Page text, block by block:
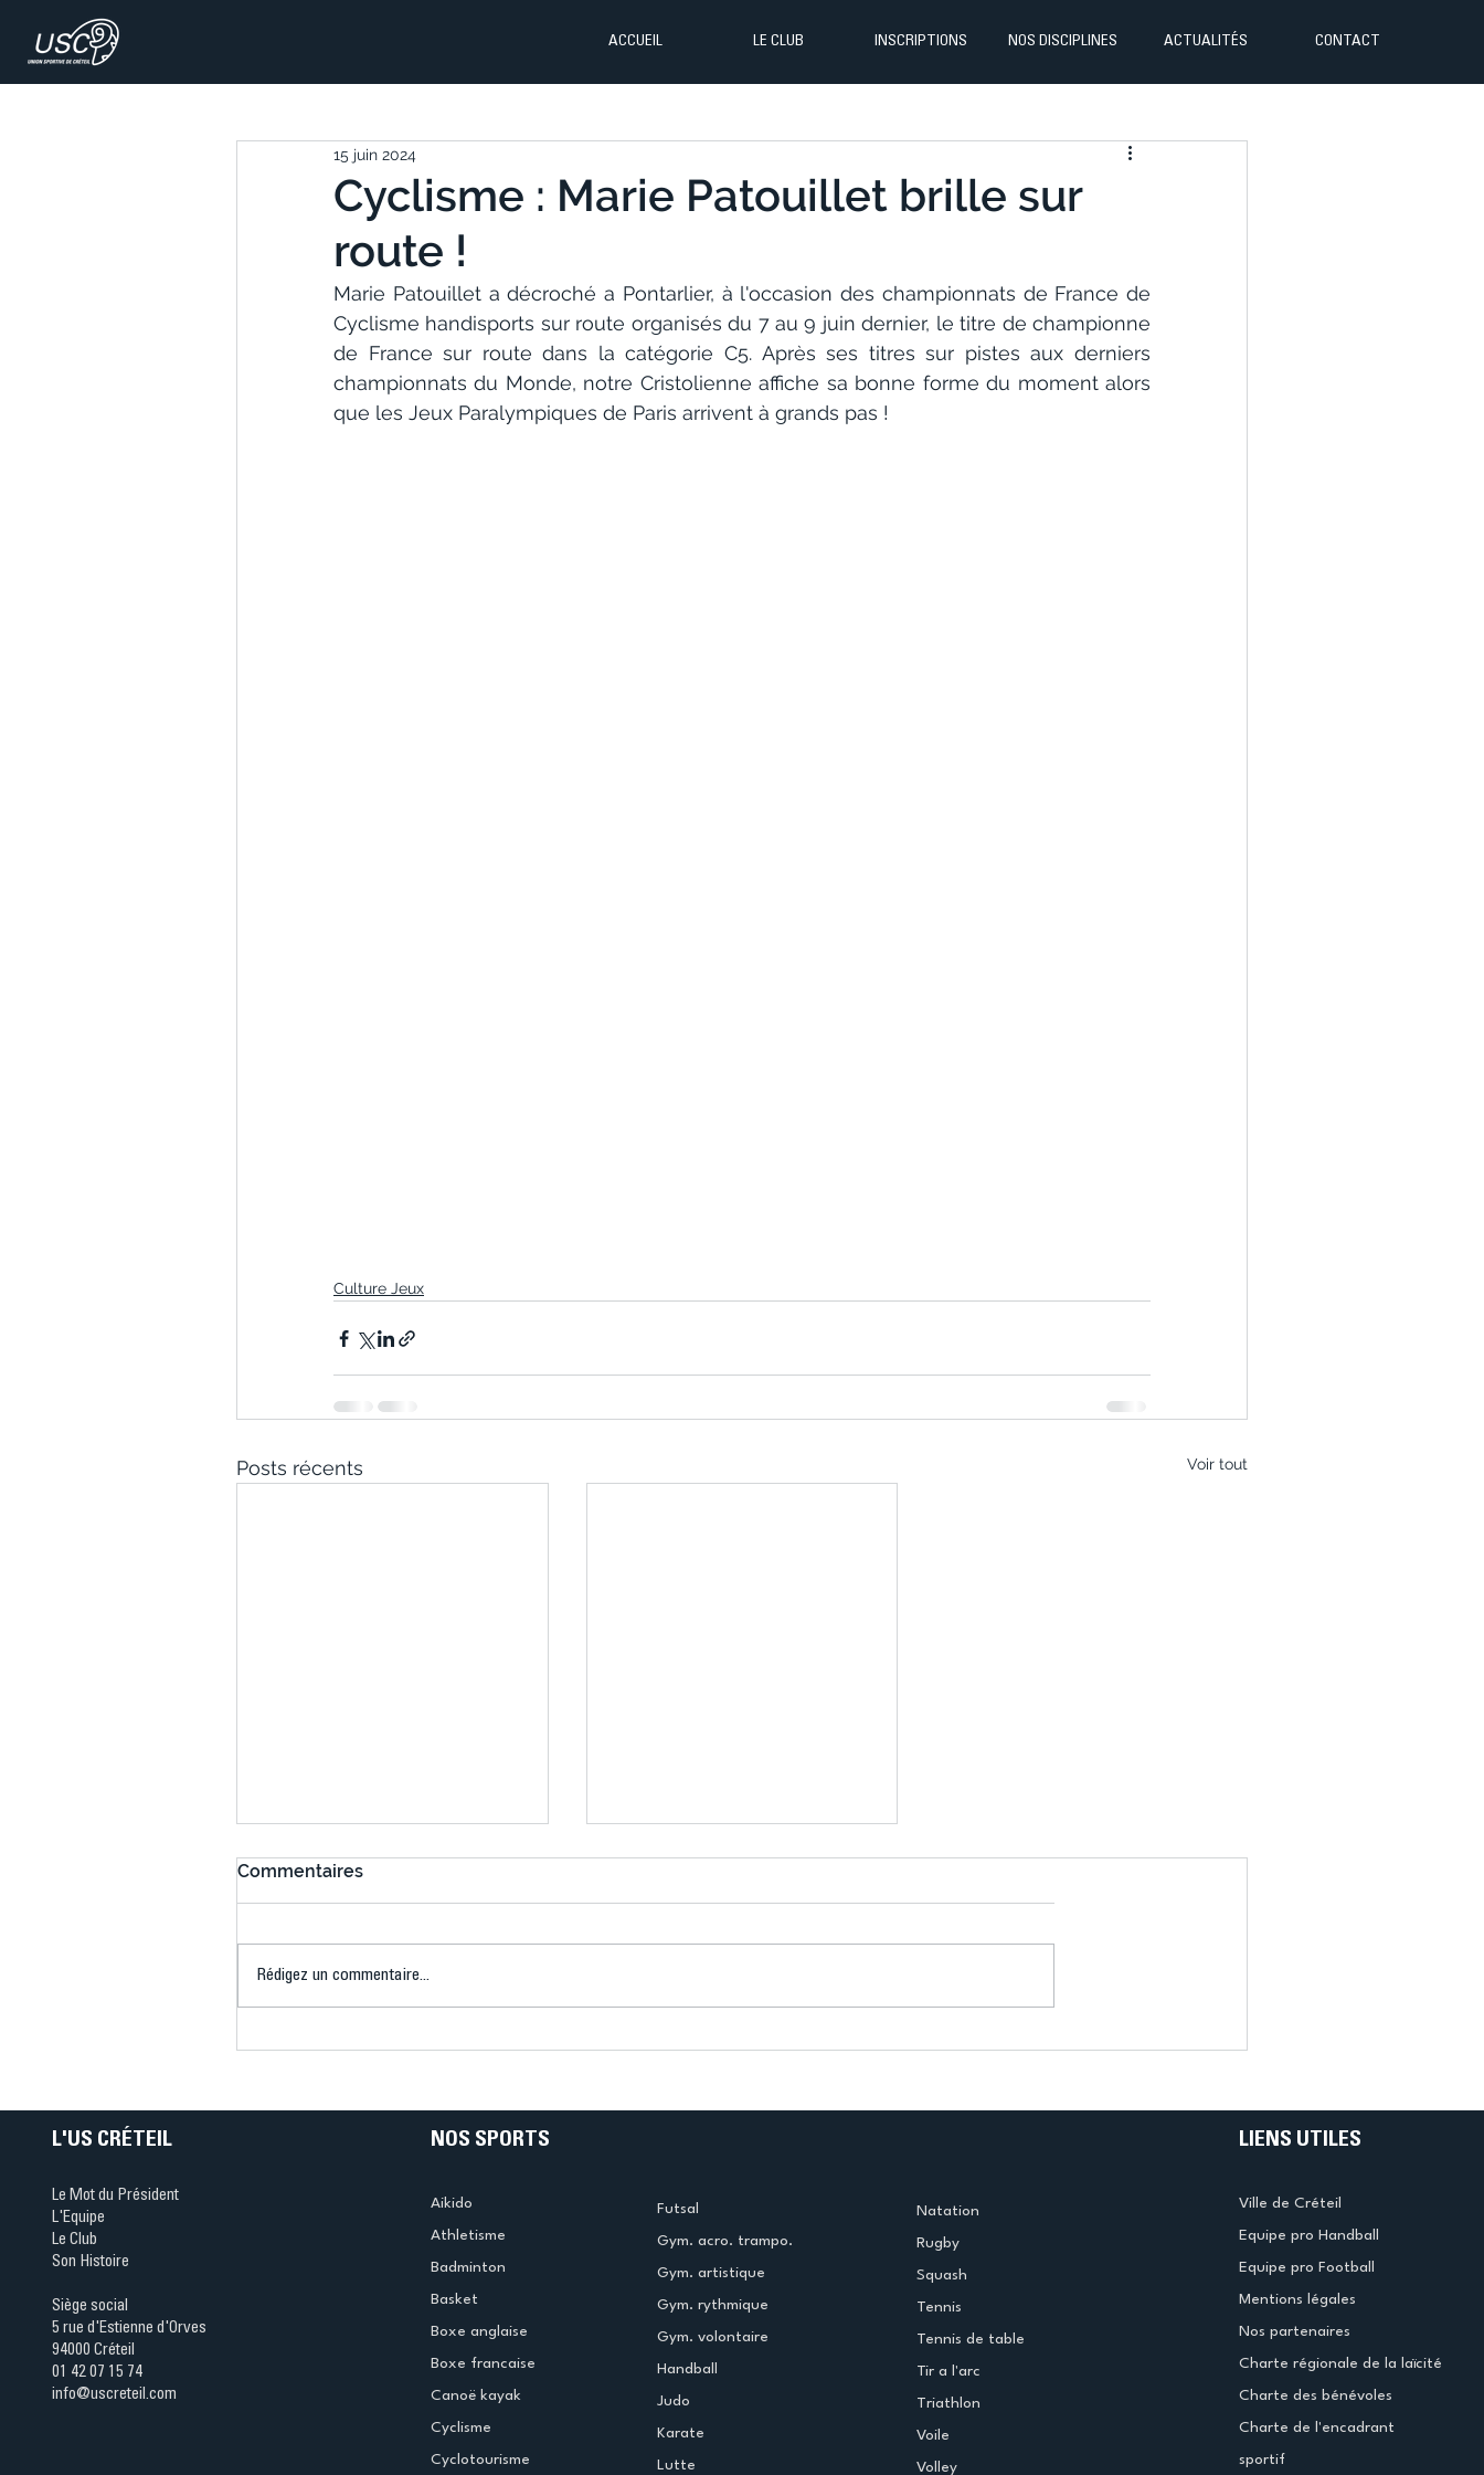
ACCUEIL LE CLUB INSCRIPTIONS NOS DISCIPLINES ACTUALITÉS CONTACT
Cyclisme : Marie Patouillet brille sur
route !
15 juin 2024
Marie Patouillet a décroché a Pontarlier, à l'occasion des championnats de France de
Cyclisme handisports sur route organisés du 7 au 9 juin dernier, le titre de championne
de France sur route dans la catégorie C5. Après ses titres sur pistes aux derniers
championnats du Monde, notre Cristolienne affiche sa bonne forme du moment alors
que les Jeux Paralympiques de Paris arrivent à grands pas !
Culture Jeux
Posts récents Voir tout
(Denise Huet)
(Didier Caudal)
Commentaires
Rédigez un commentaire...
L'US CRÉTEIL
Le Mot du Président
L'Equipe
Le Club
Son Histoire
Siège social
5 rue d'Estienne d'Orves
94000 Créteil
01 42 07 15 74
info@uscreteil.com
NOS SPORTS
Aikido
Athletisme
Badminton
Basket
Boxe anglaise
Boxe francaise
Canoë kayak
Cyclisme
Cyclotourisme
Futsal
Gym. acro. trampo.
Gym. artistique
Gym. rythmique
Gym. volontaire
Handball
Judo
Karate
Lutte
Natation
Rugby
Squash
Tennis
Tennis de table
Tir a l'arc
Triathlon
Voile
Volley
LIENS UTILES
Ville de Créteil
Equipe pro Handball
Equipe pro Football
Mentions légales
Nos partenaires
Charte régionale de la laïcité
Charte des bénévoles
Charte de l'encadrant
sportif